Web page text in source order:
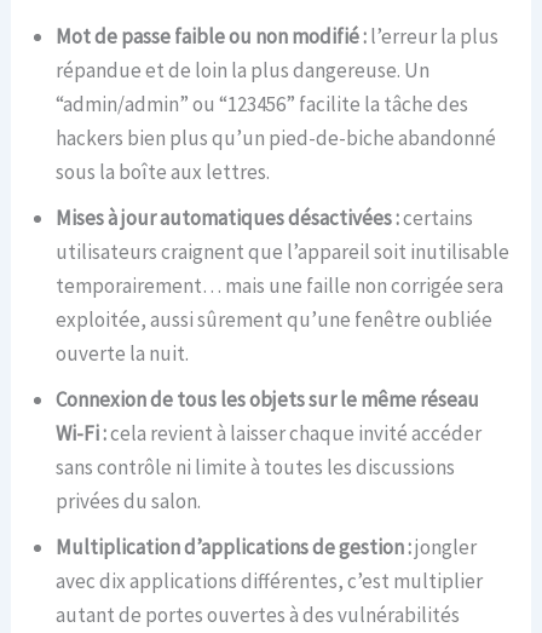
Mot de passe faible ou non modifié :l’erreur la plus
répandue et de loin la plus dangereuse. Un
“admin/admin” ou “123456” facilite la tâche des
hackers bien plus qu’un pied-de-biche abandonné
sous la boîte aux lettres.
Mises à jour automatiques désactivées :certains
utilisateurs craignent que l’appareil soit inutilisable
temporairement… mais une faille non corrigée sera
exploitée, aussi sûrement qu’une fenêtre oubliée
ouverte la nuit.
Connexion de tous les objets sur le même réseau
Wi-Fi :cela revient à laisser chaque invité accéder
sans contrôle ni limite à toutes les discussions
privées du salon.
Multiplication d’applications de gestion :jongler
avec dix applications différentes, c’est multiplier
autant de portes ouvertes à des vulnérabilités